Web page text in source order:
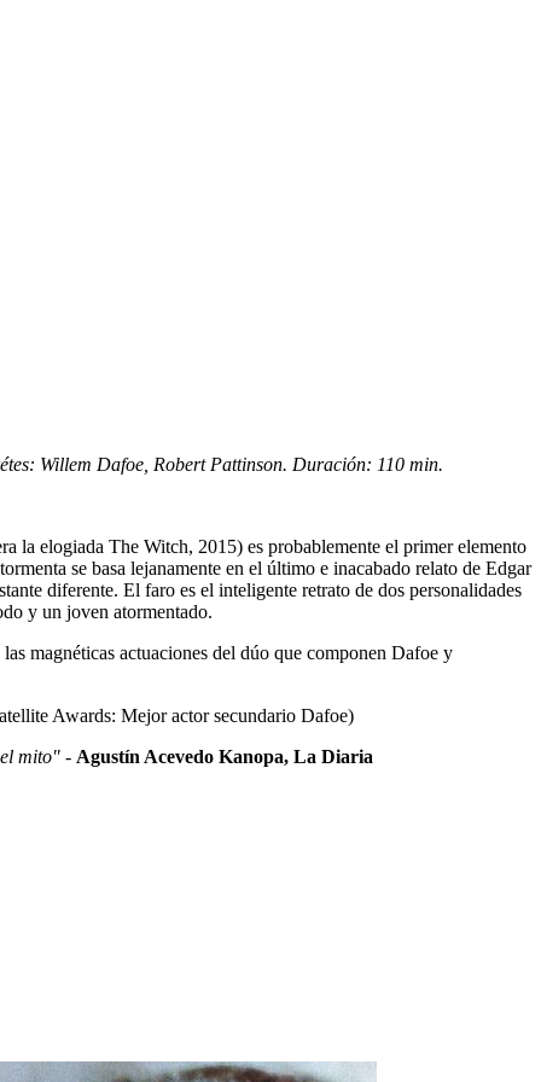
Willem Dafoe, Robert Pattinson. Duración: 110 min.
la elogiada The Witch, 2015) es probablemente el primer elemento
se basa lejanamente en el último e inacabado relato de Edgar
diferente. El faro es el inteligente retrato de dos personalidades
y un joven atormentado.
magnéticas actuaciones del dúo que componen Dafoe y
Awards: Mejor actor secundario Dafoe)
mito" - Agustín Acevedo Kanopa, La Diaria